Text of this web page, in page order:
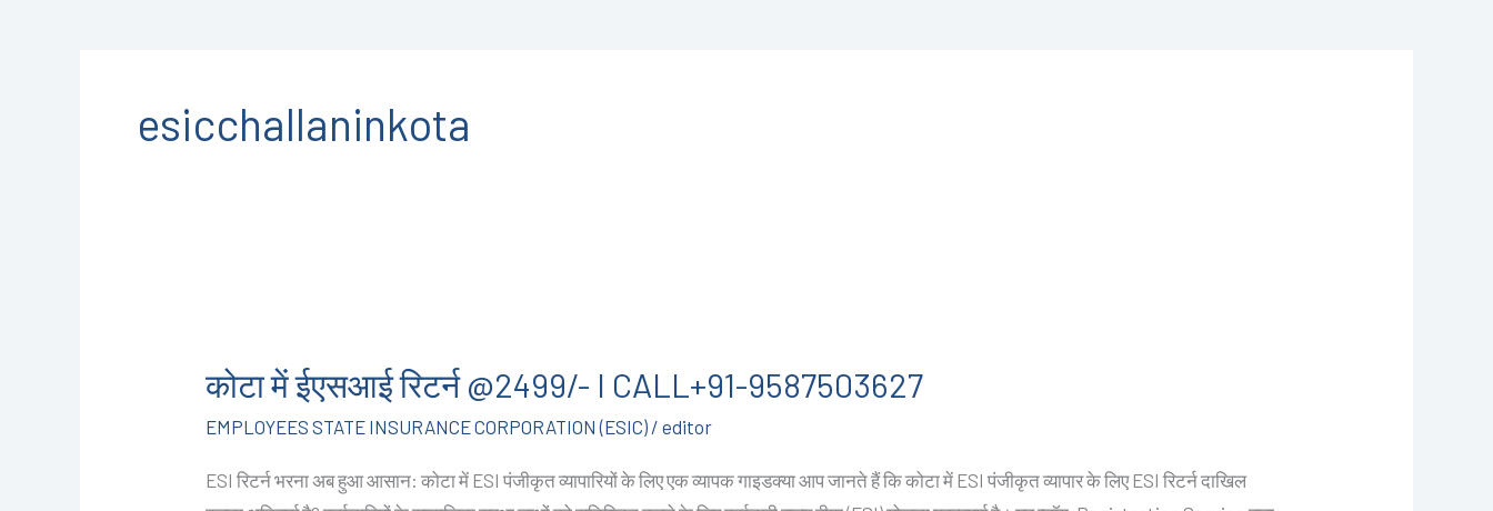
esicchallaninkota
कोटा में ईएसआई रिटर्न @2499/- I CALL+91-9587503627
EMPLOYEES STATE INSURANCE CORPORATION (ESIC) /editor
ESI रिटर्न भरना अब हुआ आसान: कोटा में ESI पंजीकृत व्यापारियों के लिए एक व्यापक गाइडक्या आप जानते हैं कि कोटा में ESI पंजीकृत व्यापार के लिए ESI रिटर्न दाखिल
ईएसआई
रिटर्न @2499/-
CALL+91-